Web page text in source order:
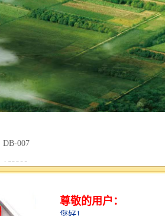
DB-007
中国黑/芝麻灰/汉白玉